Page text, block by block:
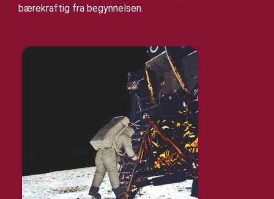
bærekraftig fra begynnelsen.